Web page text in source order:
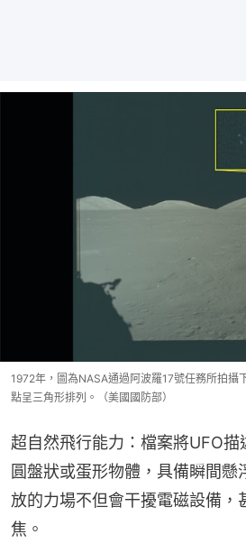
1972年，圖為NASA通過阿波羅17號任務所拍攝
點呈三角形排列。（美國國防部）
超自然飛行能力：檔案將UFO
圓盤狀或蛋形物體，具備瞬間懸
放的力場不但會干擾電磁設備，
焦。